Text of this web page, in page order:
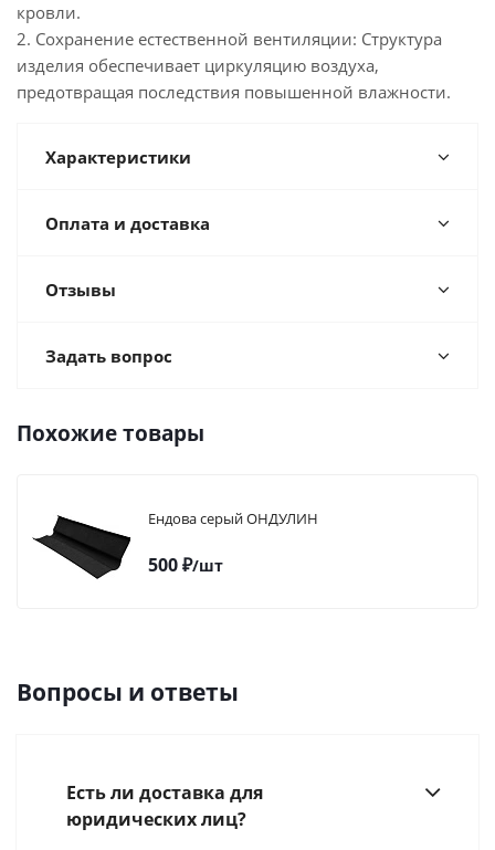
кровли.
2. Сохранение естественной вентиляции: Структура
изделия обеспечивает циркуляцию воздуха,
предотвращая последствия повышенной влажности.
Характеристики
Оплата и доставка
Отзывы
Задать вопрос
Похожие товары
Ендова серый ОНДУЛИН
500₽/шт
Вопросы и ответы
Есть ли доставка для
юридических лиц?